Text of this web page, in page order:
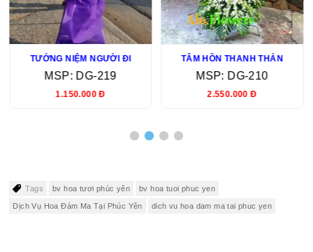
TƯỞNG NIỆM NGƯỜI ĐI
MSP: DG-219
1.150.000 Đ
TÂM HỒN THANH THẢN
MSP: DG-210
2.550.000 Đ
Tags bv hoa tươi phúc yên bv hoa tuoi phuc yen
Dịch Vụ Hoa Đám Ma Tại Phúc Yên dich vu hoa dam ma tai phuc yen